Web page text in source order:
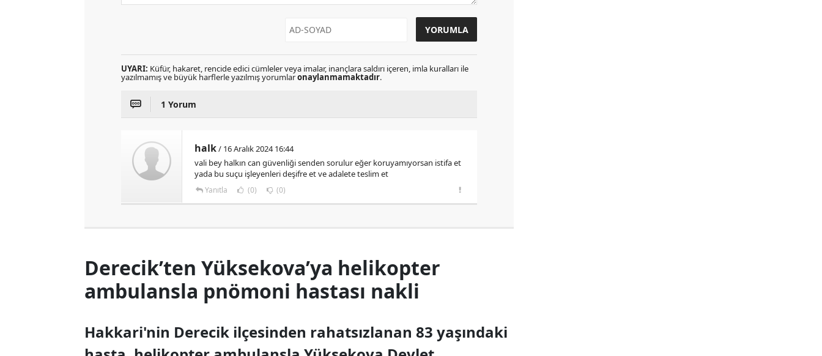
UYARI: Küfür, hakaret, rencide edici cümleler veya imalar, inançlara saldırı içeren, imla kuralları ile
yazılmamış ve büyük harflerle yazılmış yorumlaronaylanmamaktadır.
1 Yorum
halk/ 16 Aralık 2024 16:44
vali bey halkın can güvenliği senden sorulur eğer koruyamıyorsan istifa et
yada bu suçu işleyenleri deşifre et ve adalete teslim et
Yanıtla (0) (0)
Derecik’ten Yüksekova’ya helikopter
ambulansla pnömoni hastası nakli
Hakkari'nin Derecik ilçesinden rahatsızlanan 83 yaşındaki